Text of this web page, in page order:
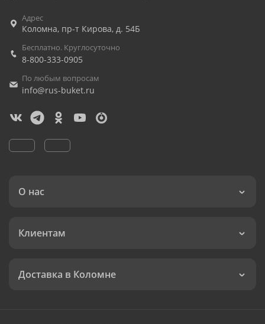
Адрес
Коломна, пр-т Кирова, д. 54Б
Бесплатно. Круглосуточно
8-800-333-0905
По любым вопросам
info@rus-buket.ru
О нас
Клиентам
Доставка в Коломне